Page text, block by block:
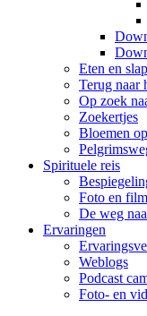
Eten en
Terug naar
Op zoek
Zoekertjes
Bloemen
Spirituele reis
Foto en
De weg
Ervaringen
Weblogs
Podcast
Foto- en